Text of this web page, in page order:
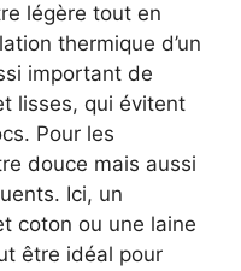
légère tout en
thermique d’un
important de
lisses, qui évitent
Pour les
douce mais aussi
Ici, un
coton ou une laine
être idéal pour